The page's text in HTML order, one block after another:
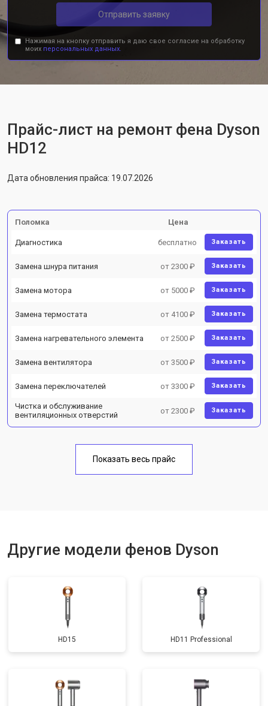
Отправить заявку
Нажимая на кнопку отправить я даю свое согласие на обработку
моих персональных данных.
Прайс-лист на ремонт фена Dyson
HD12
Дата обновления прайса: 19.07.2026
Поломка Цена
Диагностика бесплатно Заказать
Замена шнура питания от 2300 ₽ Заказать
Замена мотора от 5000 ₽ Заказать
Замена термостата от 4100 ₽ Заказать
Замена нагревательного элемента от 2500 ₽ Заказать
Замена вентилятора от 3500 ₽ Заказать
Замена переключателей от 3300 ₽ Заказать
Чистка и обслуживание
вентиляционных отверстий
от 2300 ₽ Заказать
Показать весь прайс
Другие модели фенов Dyson
HD15 HD11 Professional